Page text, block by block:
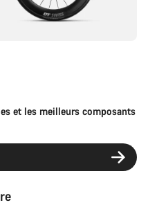
et les meilleurs composants